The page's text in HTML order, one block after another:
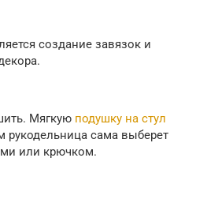
создание завязок и
Мягкую подушку на стул
рукодельница сама выберет
или крючком.